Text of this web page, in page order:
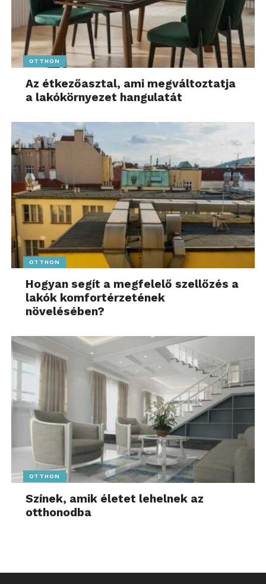
OTTHON
Az étkezőasztal, ami megváltoztatja
a lakókörnyezet hangulatát
OTTHON
Hogyan segít a megfelelő szellőzés a
lakók komfortérzetének
növelésében?
OTTHON
Színek, amik életet lehelnek az
otthonodba